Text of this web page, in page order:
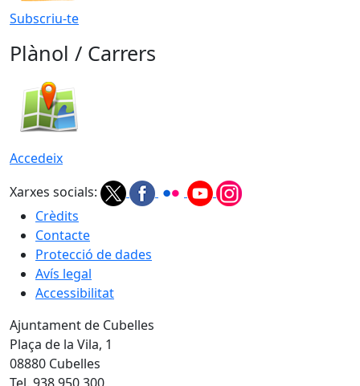
Subscriu-te
Plànol / Carrers
Accedeix
Xarxes socials:
Crèdits
Contacte
Protecció de dades
Avís legal
Accessibilitat
Ajuntament de Cubelles
Plaça de la Vila, 1
08880 Cubelles